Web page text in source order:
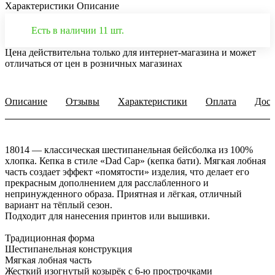
Характеристики Описание
Есть в наличии 11 шт.
Цена действительна только для интернет-магазина и может
отличаться от цен в розничных магазинах
Описание Отзывы Характеристики Оплата
18014 — классическая шестипанельная бейсболка из 100%
хлопка. Кепка в стиле «Dad Cap» (кепка бати). Мягкая лобная
часть создает эффект «помятости» изделия, что делает его
прекрасным дополнением для расслабленного и
непринужденного образа. Приятная и лёгкая, отличный
вариант на тёплый сезон.
Подходит для нанесения принтов или вышивки.
Традиционная форма
Шестипанельная конструкция
Мягкая лобная часть
Жесткий изогнутый козырёк с 6-ю прострочками